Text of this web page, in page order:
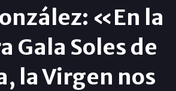
«En la
Gala Soles de
la Virgen nos